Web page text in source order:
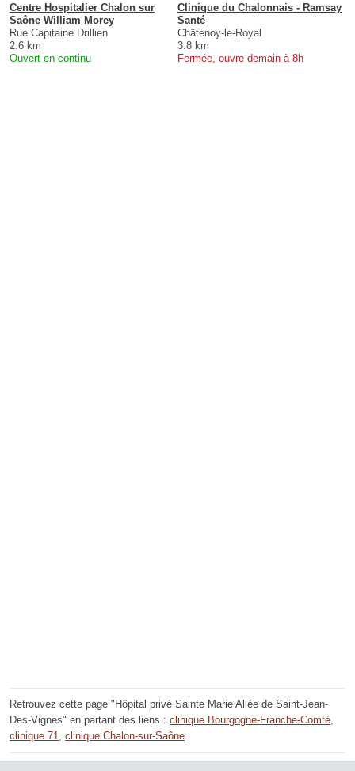
Centre Hospitalier Chalon sur
Saône William Morey
Rue Capitaine Drillien
2.6 km
Ouvert en continu
Clinique du Chalonnais - Ramsay
Santé
Châtenoy-le-Royal
3.8 km
Fermée, ouvre demain à 8h
Retrouvez cette page "Hôpital privé Sainte Marie Allée de Saint-Jean-
Des-Vignes" en partant des liens : clinique Bourgogne-Franche-Comté
clinique 71
clinique Chalon-sur-Saône